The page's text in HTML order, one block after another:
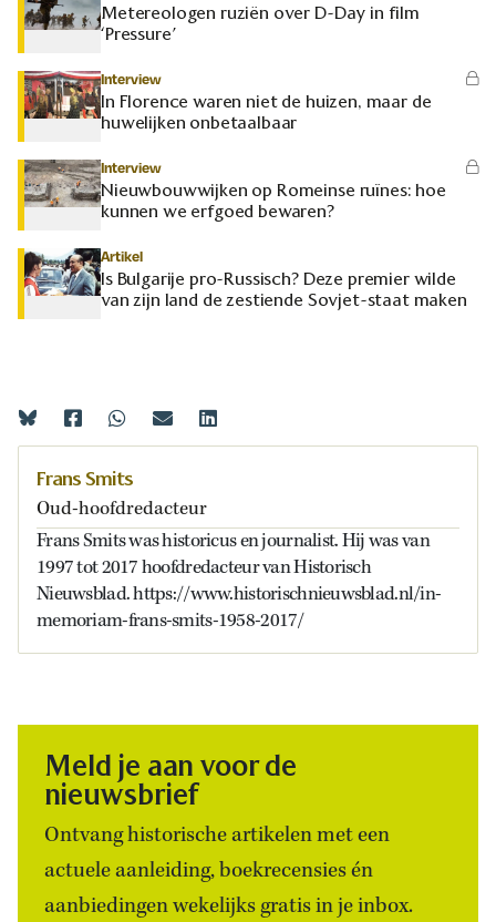
Metereologen ruziën over D-Day in film
‘Pressure’
Interview
In Florence waren niet de huizen, maar de
huwelijken onbetaalbaar
Interview
Nieuwbouwwijken op Romeinse ruïnes: hoe
kunnen we erfgoed bewaren?
Artikel
Is Bulgarije pro-Russisch? Deze premier wilde
van zijn land de zestiende Sovjet-staat maken
Frans Smits
Oud-hoofdredacteur
Frans Smits was historicus en journalist. Hij was van
1997 tot 2017 hoofdredacteur van Historisch
Nieuwsblad. https://www.historischnieuwsblad.nl/in-
memoriam-frans-smits-1958-2017/
Meld je aan voor de
nieuwsbrief
Ontvang historische artikelen met een
actuele aanleiding, boekrecensies én
aanbiedingen wekelijks gratis in je inbox.